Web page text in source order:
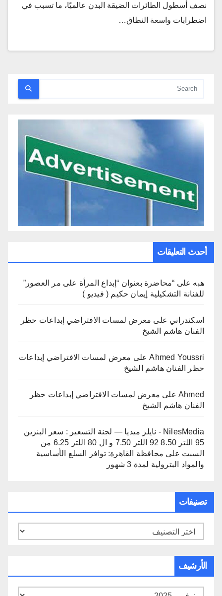
نصف أسطول الطائرات الضيقة البدن عالميًا، ما تسبب في
اضطرابات واسعة النطاق…
أحدث التعليقات
هبه على “محاضرة بعنوان “إبداع المرأة على مر العصور”
للفنانة التشكيلية إيمان حكيم ( فيديو )
اسكندراني على معرض لمسات الافتراضي إبداعات حظر
الفنان هاشم الشيخ
Ahmed Youssriعلى معرض لمسات الافتراضي إبداعات
حظر الفنان هاشم الشيخ
Ahmed على معرض لمسات الافتراضي إبداعات حظر
الفنان هاشم الشيخ
NilesMedia - نايلز ميديا — لجنة التسعير : سعر البنزين
95 اللتر 8.50 92 اللتر 7.50 و ال 80 اللتر 6.25 من
السبت على محافظة القاهرة: توافر السلع الأساسية
والمواد البترولية لمدة 3 شهور
تصنيفات
تصنيفات
الأرشيف
الأرشيف